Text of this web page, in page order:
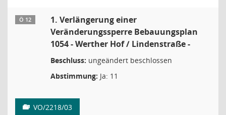
Ö 12
1. Verlängerung einer
Veränderungssperre Bebauungsplan
1054 - Werther Hof / Lindenstraße -
Beschluss: ungeändert beschlossen
Abstimmung: Ja: 11
VO/2218/03